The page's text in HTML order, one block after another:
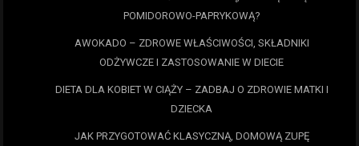
POMIDOROWO-PAPRYKOWĄ?
AWOKADO – ZDROWE WŁAŚCIWOŚCI, SKŁADNIKI
ODŻYWCZE I ZASTOSOWANIE W DIECIE
DIETA DLA KOBIET W CIĄŻY – ZADBAJ O ZDROWIE MATKI I
DZIECKA
JAK PRZYGOTOWAĆ KLASYCZNĄ, DOMOWĄ ZUPĘ